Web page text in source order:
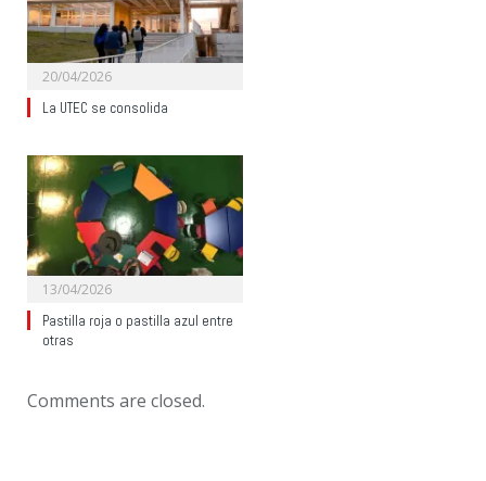
20/04/2026
La UTEC se consolida
13/04/2026
Pastilla roja o pastilla azul entre
otras
Comments are closed.